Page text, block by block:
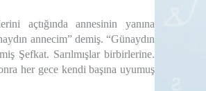
açtığında annesinin yanına
annecim” demiş. “Günaydın
Şefkat. Sarılmışlar birbirlerine.
her gece kendi başına uyumuş